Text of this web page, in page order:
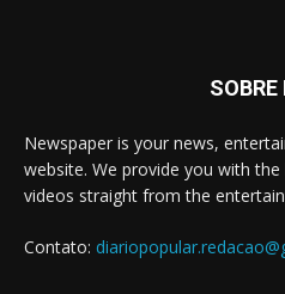
SOBRE
Newspaper is your news,
website. We provide you with
videos straight from the
Contato: